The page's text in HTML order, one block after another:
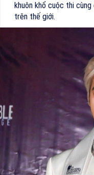
khuôn khổ cuộc thi
trên thế giới.